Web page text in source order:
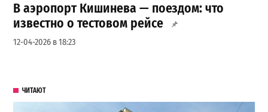
В аэропорт Кишинева — поездом: что
известно о тестовом рейсе
12-04-2026 в 18:23
ЧИТАЮТ